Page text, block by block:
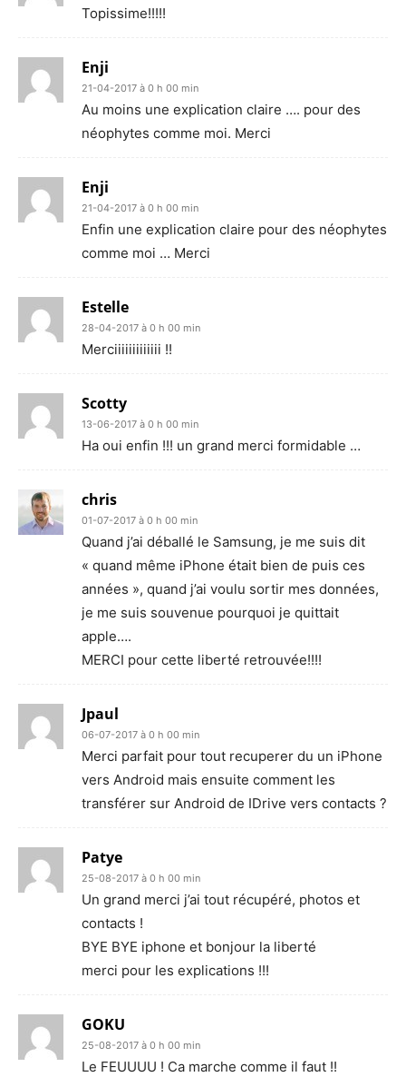
Topissime!!!!!
Enji
21-04-2017 à 0 h 00 min
Au moins une explication claire …. pour des
néophytes comme moi. Merci
Enji
21-04-2017 à 0 h 00 min
Enfin une explication claire pour des néophytes
comme moi … Merci
Estelle
28-04-2017 à 0 h 00 min
Merciiiiiiiiiiiii !!
Scotty
13-06-2017 à 0 h 00 min
Ha oui enfin !!! un grand merci formidable …
chris
01-07-2017 à 0 h 00 min
Quand j’ai déballé le Samsung, je me suis dit
« quand même iPhone était bien de puis ces
années », quand j’ai voulu sortir mes données,
je me suis souvenue pourquoi je quittait
apple….
MERCI pour cette liberté retrouvée!!!!
Jpaul
06-07-2017 à 0 h 00 min
Merci parfait pour tout recuperer du un iPhone
vers Android mais ensuite comment les
transférer sur Android de IDrive vers contacts ?
Patye
25-08-2017 à 0 h 00 min
Un grand merci j’ai tout récupéré, photos et
contacts !
BYE BYE iphone et bonjour la liberté
merci pour les explications !!!
GOKU
25-08-2017 à 0 h 00 min
Le FEUUUU ! Ca marche comme il faut !!